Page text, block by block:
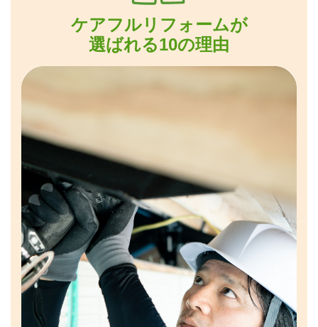
ケアフルリフォームが
選ばれる10の理由